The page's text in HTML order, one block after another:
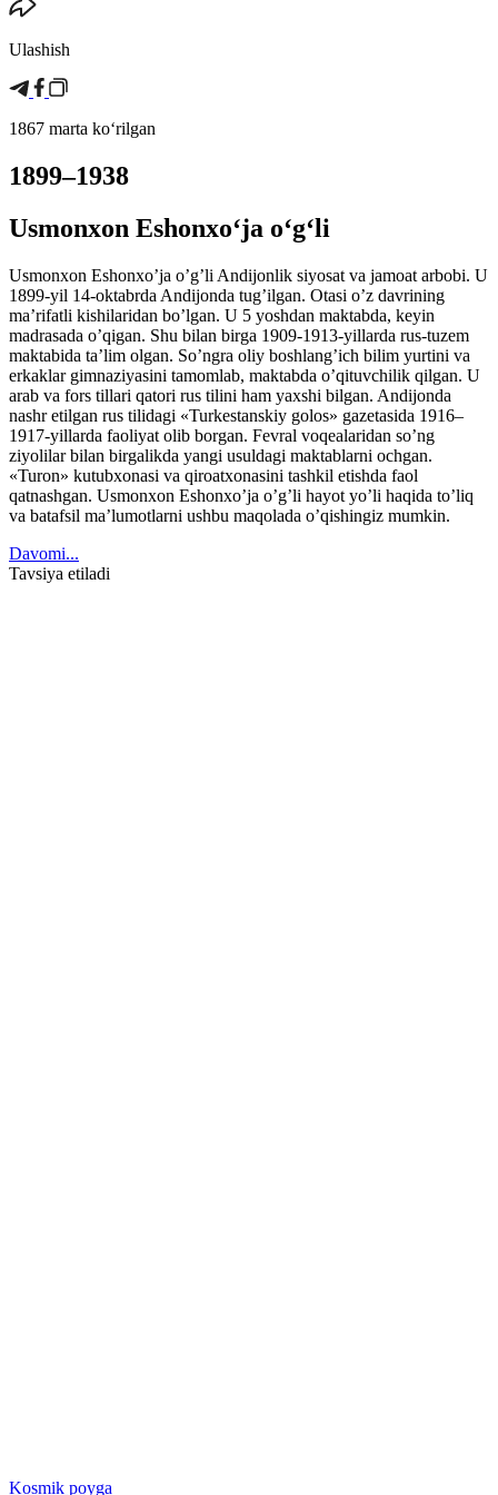
Ulashish
1867 marta koʻrilgan
1899–1938
Usmonxon Eshonxoʻja oʻgʻli
Usmonxon Eshonxo’ja o’g’li Andijonlik siyosat va jamoat arbobi. U
1899-yil 14-oktabrda Andijonda tug’ilgan. Otasi о’z davrining
ma’rifatli kishilaridan bо’lgan. U 5 yoshdan maktabda, keyin
madrasada о’qigan. Shu bilan birga 1909-1913-yillarda rus-tuzem
maktabida ta’lim olgan. Sо’ngra oliy boshlang’ich bilim yurtini va
erkaklar gimnaziyasini tamomlab, maktabda о’qituvchilik qilgan. U
arab va fors tillari qatori rus tilini ham yaxshi bilgan. Andijonda
nashr etilgan rus tilidagi «Turkestanskiy golos» gazetasida 1916–
1917-yillarda faoliyat olib borgan. Fevral voqealaridan sо’ng
ziyolilar bilan birgalikda yangi usuldagi maktablarni ochgan.
«Turon» kutubxonasi va qiroatxonasini tashkil etishda faol
qatnashgan. Usmonxon Eshonxo’ja o’g’li hayot yo’li haqida to’liq
va batafsil ma’lumotlarni ushbu maqolada o’qishingiz mumkin.
Davomi...
Tavsiya etiladi
Kosmik poyga